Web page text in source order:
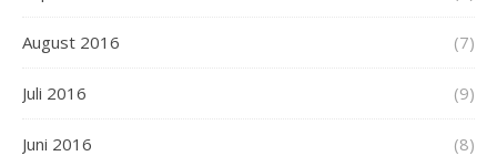
August 2016 (7)
Juli 2016 (9)
Juni 2016 (8)